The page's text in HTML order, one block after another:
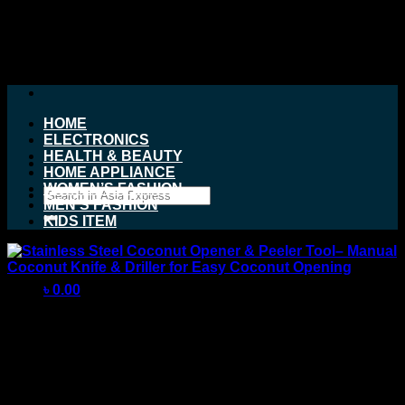
Search
for:
৳0.00
HOME
ELECTRONICS
HEALTH & BEAUTY
HOME APPLIANCE
WOMEN’S FASHION
MEN’S FASHION
KIDS ITEM